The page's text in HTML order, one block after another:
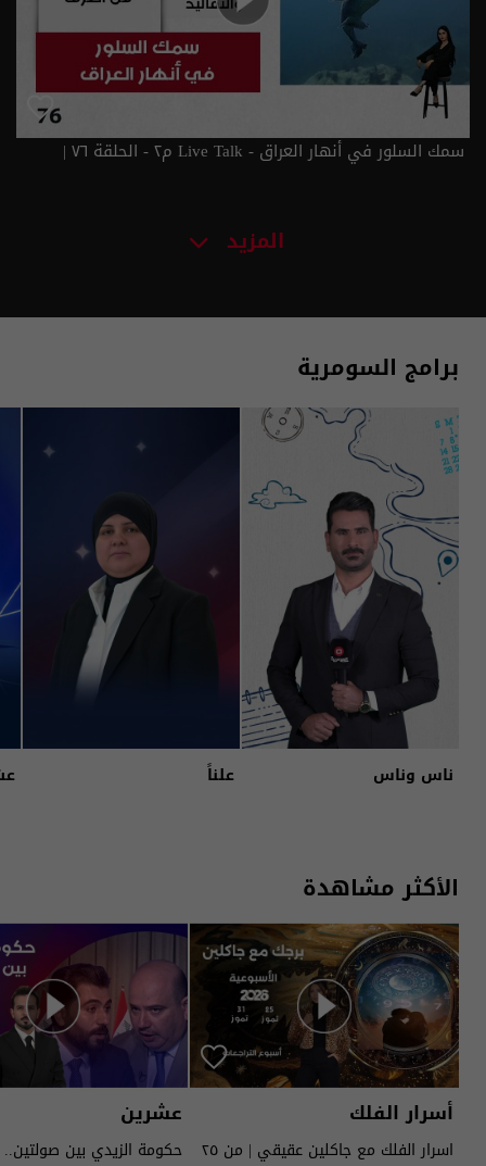
سمك السلور في أنهار العراق - Live Talk م٢ - الحلقة ٧٦ |
المزيد
برامج السومرية
ناس وناس علناً
الأكثر مشاهدة
أسرار الفلك
اسرار الفلك مع جاكلين عقيقي | من ٢٥
عشرين
حكومة الزيدي بين